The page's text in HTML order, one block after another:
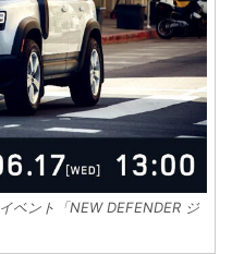
ベント「NEW DEFENDER ジ